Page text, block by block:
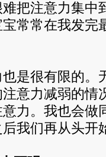
把注意力集中
常常在我发完
很有限的。
意力减弱的情
力。我也会做
我们再从头开